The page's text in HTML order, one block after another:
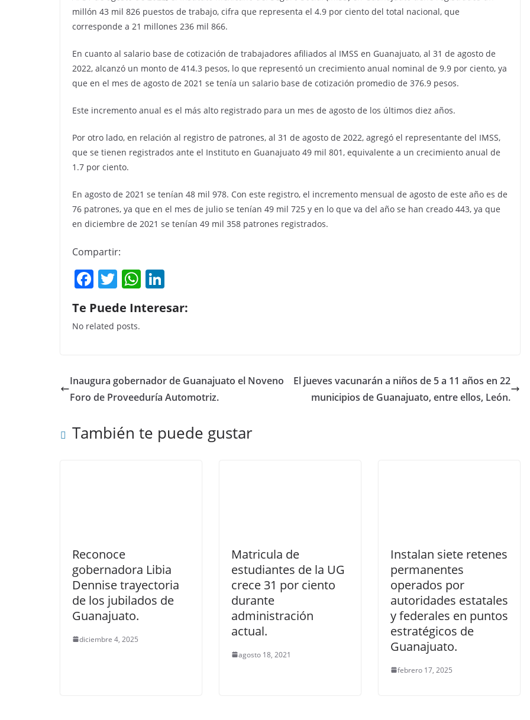
millón 43 mil 826 puestos de trabajo, cifra que representa el 4.9 por ciento del total nacional, que
corresponde a 21 millones 236 mil 866.
En cuanto al salario base de cotización de trabajadores afiliados al IMSS en Guanajuato, al 31 de agosto de
2022, alcanzó un monto de 414.3 pesos, lo que representó un crecimiento anual nominal de 9.9 por ciento, ya
que en el mes de agosto de 2021 se tenía un salario base de cotización promedio de 376.9 pesos.
Este incremento anual es el más alto registrado para un mes de agosto de los últimos diez años.
Por otro lado, en relación al registro de patrones, al 31 de agosto de 2022, agregó el representante del IMSS,
que se tienen registrados ante el Instituto en Guanajuato 49 mil 801, equivalente a un crecimiento anual de
1.7 por ciento.
En agosto de 2021 se tenían 48 mil 978. Con este registro, el incremento mensual de agosto de este año es de
76 patrones, ya que en el mes de julio se tenían 49 mil 725 y en lo que va del año se han creado 443, ya que
en diciembre de 2021 se tenían 49 mil 358 patrones registrados.
Compartir:
F
a
c
e
o
o
T
w
itt
er
W
h
at
p
p
k
n
Te Puede Interesar:
No related posts.
Inaugura gobernador de Guanajuato el Noveno
Foro de Proveeduría Automotriz.
El jueves vacunarán a niños de 5 a 11 años en 22
municipios de Guanajuato, entre ellos, León.
También te puede gustar
Reconoce
gobernadora Libia
Dennise trayectoria
de los jubilados de
Guanajuato.
diciembre 4, 2025
Matricula de
estudiantes de la UG
crece 31 por ciento
durante
administración
actual.
agosto 18, 2021
Instalan siete retenes
permanentes
operados por
autoridades estatales
y federales en puntos
estratégicos de
Guanajuato.
febrero 17, 2025